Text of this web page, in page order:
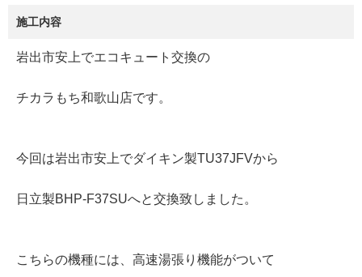
施工内容
岩出市安上でエコキュート交換の
チカラもち和歌山店です。
今回は岩出市安上でダイキン製TU37JFVから
日立製BHP-F37SUへと交換致しました。
こちらの機種には、高速湯張り機能がついて